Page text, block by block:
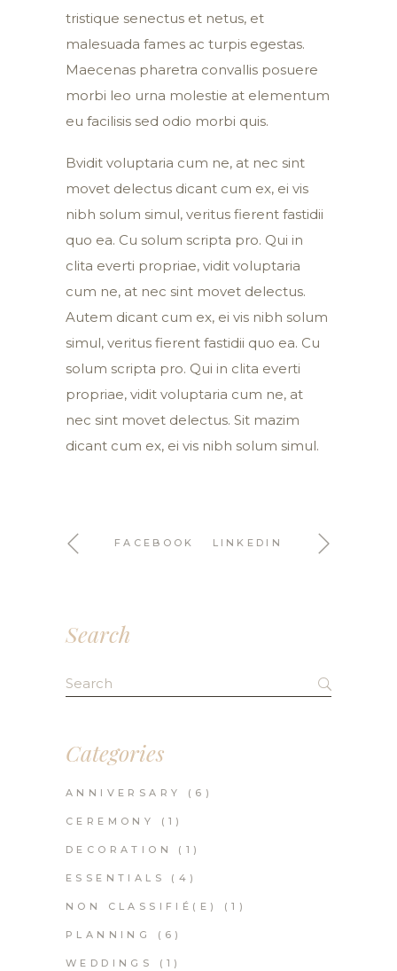
tristique senectus et netus, et
malesuada fames ac turpis egestas.
Maecenas pharetra convallis posuere
morbi leo urna molestie at elementum
eu facilisis sed odio morbi quis.
Bvidit voluptaria cum ne, at nec sint
movet delectus dicant cum ex, ei vis
nibh solum simul, veritus fierent fastidii
quo ea. Cu solum scripta pro. Qui in
clita everti propriae, vidit voluptaria
cum ne, at nec sint movet delectus.
Autem dicant cum ex, ei vis nibh solum
simul, veritus fierent fastidii quo ea. Cu
solum scripta pro. Qui in clita everti
propriae, vidit voluptaria cum ne, at
nec sint movet delectus. Sit mazim
dicant cum ex, ei vis nibh solum simul.
FACEBOOK LINKEDIN
Search
Search
for:
Categories
ANNIVERSARY (6)
CEREMONY (1)
DECORATION (1)
ESSENTIALS (4)
NON CLASSIFIÉ(E) (1)
PLANNING (6)
WEDDINGS (1)